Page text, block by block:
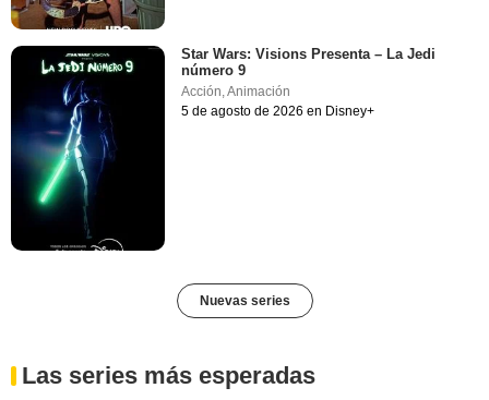
Star Wars: Visions Presenta – La Jedi
número 9
Acción ,Animación
5 de agosto de 2026 en Disney+
Nuevas series
Las series más esperadas